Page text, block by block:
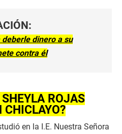
dinero a su
contra él
ROJAS
CHICLAYO?
en la I.E. Nuestra Señora